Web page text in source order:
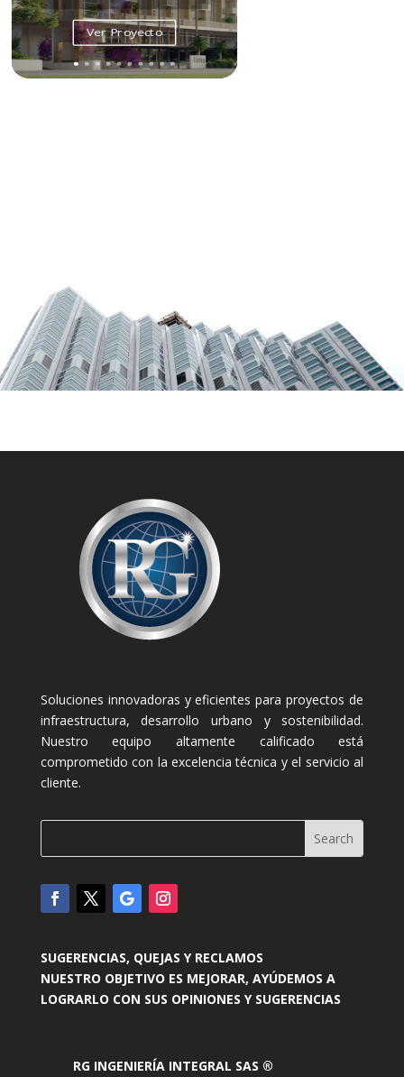
Ver Proyecto
Soluciones innovadoras y eficientes para proyectos de
infraestructura, desarrollo urbano y sostenibilidad.
Nuestro equipo altamente calificado está
comprometido con la excelencia técnica y el servicio al
cliente.
SUGERENCIAS, QUEJAS Y RECLAMOS
NUESTRO OBJETIVO ES MEJORAR, AYÚDEMOS A
LOGRARLO CON SUS OPINIONES Y SUGERENCIAS
RG INGENIERÍA INTEGRAL SAS ®